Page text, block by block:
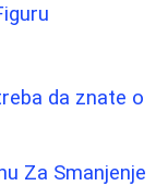
da znate o
Za Smanjenje